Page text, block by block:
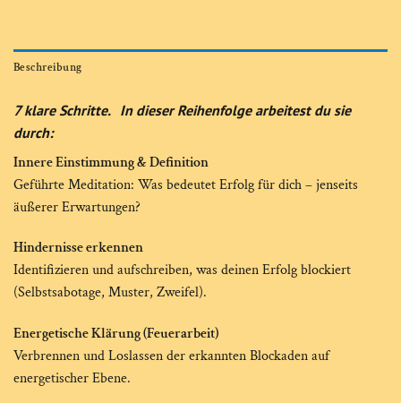
Beschreibung
7 klare Schritte. In dieser Reihenfolge arbeitest du sie
durch:
Innere Einstimmung & Definition
Geführte Meditation: Was bedeutet Erfolg für dich – jenseits
äußerer Erwartungen?
Hindernisse erkennen
Identifizieren und aufschreiben, was deinen Erfolg blockiert
(Selbstsabotage, Muster, Zweifel).
Energetische Klärung (Feuerarbeit)
Verbrennen und Loslassen der erkannten Blockaden auf
energetischer Ebene.